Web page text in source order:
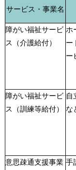
サービス・事業名
障がい福祉サービ
ス（介護給付）
ホ
ー
ー
障がい福祉サービ
ス（訓練等給付）
自
な
意思疎通支援事業 手